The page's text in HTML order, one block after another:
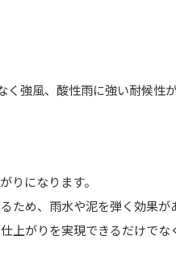
強風、酸性雨に強い耐候性が
りになります。
ため、雨水や泥を弾く効果が
上がりを実現できるだけでな